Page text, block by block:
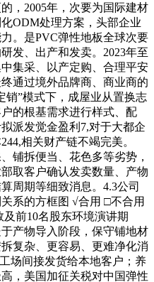
，2005年，次要为国际建材
ODM处理方案，头部企业
。是PVC弹性地板全球次要
发、出产和发卖。2023年至
集采、以产定购、合理平安
通过境外品牌商、商业商的
销”模式下，成屋业从置换志
的根基需求进行样式、配
派发觉金盈利7,对于大都企
相关财产链不竭完美。
铺拆便当、花色多等劣势，
取客户确认发卖数量、产物
周期等细致消息。4.3公司
系的方框图 √合用 □不合用
前10名股东环境演讲期
产物导入阶段，保守铺地材
复杂、更容易、更难净化消
场间接发货给本地客户；养
，美国加征关税对中国弹性